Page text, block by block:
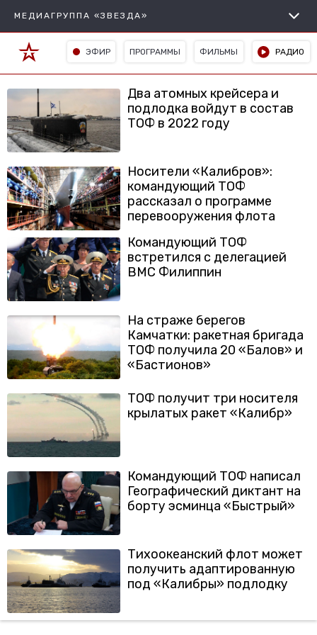
МЕДИАГРУППА «ЗВЕЗДА»
ЭФИР ПРОГРАММЫ ФИЛЬМЫ РАДИО
Два атомных крейсера и
подлодка войдут в состав
ТОФ в 2022 году
Носители «Калибров»:
командующий ТОФ
рассказал о программе
перевооружения флота
Командующий ТОФ
встретился с делегацией
ВМС Филиппин
На страже берегов
Камчатки: ракетная бригада
ТОФ получила 20 «Балов» и
«Бастионов»
ТОФ получит три носителя
крылатых ракет «Калибр»
Командующий ТОФ написал
Географический диктант на
борту эсминца «Быстрый»
Тихоокеанский флот может
получить адаптированную
под «Калибры» подлодку